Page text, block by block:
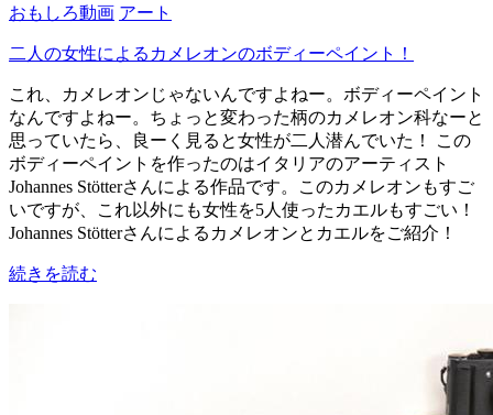
おもしろ動画 アート
二人の女性によるカメレオンのボディーペイント！
これ、カメレオンじゃないんですよねー。ボディーペイント
なんですよねー。ちょっと変わった柄のカメレオン科なーと
思っていたら、良ーく見ると女性が二人潜んでいた！ この
ボディーペイントを作ったのはイタリアのアーティスト
Johannes Stötterさんによる作品です。このカメレオンもすご
いですが、これ以外にも女性を5人使ったカエルもすごい！
Johannes Stötterさんによるカメレオンとカエルをご紹介！
続きを読む